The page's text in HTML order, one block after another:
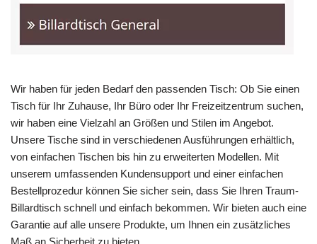
Wir haben für jeden Bedarf den passenden Tisch: Ob Sie einen
Tisch für Ihr Zuhause, Ihr Büro oder Ihr Freizeitzentrum suchen,
wir haben eine Vielzahl an Größen und Stilen im Angebot.
Unsere Tische sind in verschiedenen Ausführungen erhältlich,
von einfachen Tischen bis hin zu erweiterten Modellen. Mit
unserem umfassenden Kundensupport und einer einfachen
Bestellprozedur können Sie sicher sein, dass Sie Ihren Traum-
Billardtisch schnell und einfach bekommen. Wir bieten auch eine
Garantie auf alle unsere Produkte, um Ihnen ein zusätzliches
Maß an Sicherheit zu bieten.